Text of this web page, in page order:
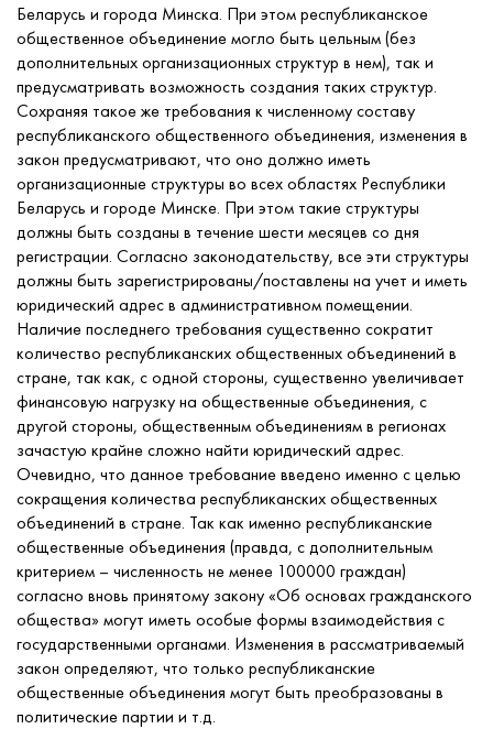
Беларусь и города Минска. При этом республиканское
общественное объединение могло быть цельным (без
дополнительных организационных структур в нем), так и
предусматривать возможность создания таких структур.
Сохраняя такое же требования к численному составу
республиканского общественного объединения, изменения в
закон предусматривают, что оно должно иметь
организационные структуры во всех областях Республики
Беларусь и городе Минске. При этом такие структуры
должны быть созданы в течение шести месяцев со дня
регистрации. Согласно законодательству, все эти структуры
должны быть зарегистрированы/поставлены на учет и иметь
юридический адрес в административном помещении.
Наличие последнего требования существенно сократит
количество республиканских общественных объединений в
стране, так как, с одной стороны, существенно увеличивает
финансовую нагрузку на общественные объединения, с
другой стороны, общественным объединениям в регионах
зачастую крайне сложно найти юридический адрес.
Очевидно, что данное требование введено именно с целью
сокращения количества республиканских общественных
объединений в стране. Так как именно республиканские
общественные объединения (правда, с дополнительным
критерием – численность не менее 100000 граждан)
согласно вновь принятому закону «Об основах гражданского
общества» могут иметь особые формы взаимодействия с
государственными органами. Изменения в рассматриваемый
закон определяют, что только республиканские
общественные объединения могут быть преобразованы в
политические партии и т.д.